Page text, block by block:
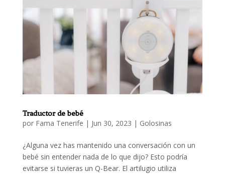
Traductor de bebé
por Fama Tenerife | Jun 30, 2023 | Golosinas
¿Alguna vez has mantenido una conversación con un
bebé sin entender nada de lo que dijo? Esto podría
evitarse si tuvieras un Q-Bear. El artilugio utiliza